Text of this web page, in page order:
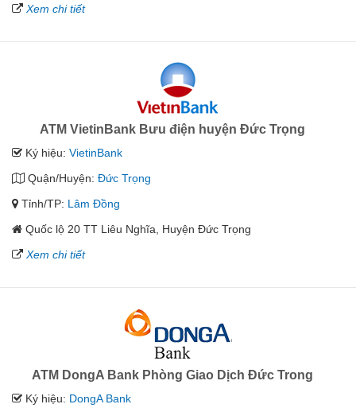
Xem chi tiết
ATM VietinBank Bưu điện huyện Đức Trọng
Ký hiệu: VietinBank
Quận/Huyện: Đức Trọng
Tỉnh/TP: Lâm Đồng
Quốc lộ 20 TT Liêu Nghĩa, Huyện Đức Trọng
Xem chi tiết
ATM DongA Bank Phòng Giao Dịch Đức Trong
Ký hiệu: DongA Bank